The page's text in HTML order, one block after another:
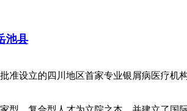
池县
准设立的四川地区首家专业银屑病医疗机